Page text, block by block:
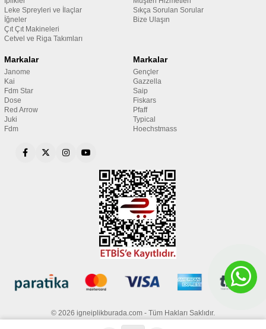
Leke Spreyleri ve İlaçlar
İğneler
Çıt Çıt Makineleri
Cetvel ve Riga Takımları
Sıkça Sorulan Sorular
Bize Ulaşın
Markalar
Janome
Kai
Fdm Star
Dose
Red Arrow
Juki
Fdm
Markalar
Gençler
Gazzella
Saip
Fiskars
Pfaff
Typical
Hoechstmass
© 2026 igneiplikburada.com - Tüm Hakları Saklıdır.